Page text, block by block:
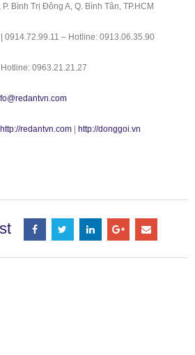
Bình Trị Đông A, Q. Bình Tân, TP.HCM
0914.72.99.11 – Hotline: 0913.06.35.90
0963.21.21.27
http://redantvn.com | http://donggoi.vn